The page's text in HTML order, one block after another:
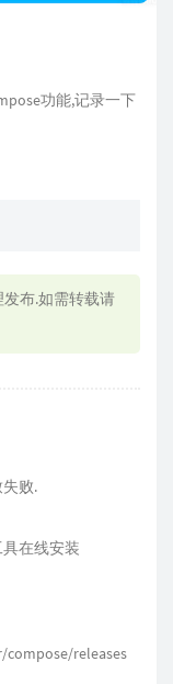
功能,记录一下
布.如需转载请
败.
在线安装
releases